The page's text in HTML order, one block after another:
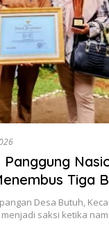
Tiga
Desa Butuh,
saksi ketika